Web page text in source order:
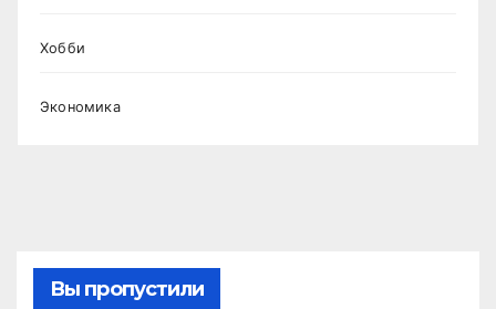
Хобби
Экономика
Вы пропустили